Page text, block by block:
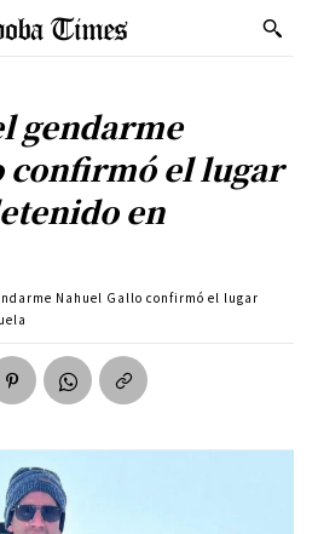
gendarme
confirmó el lugar
en
Nahuel Gallo confirmó el lugar